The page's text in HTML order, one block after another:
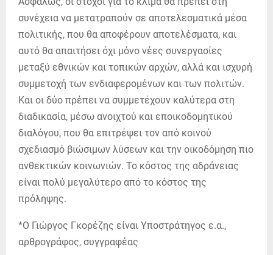
συνέχεια να μετατραπούν σε αποτελεσματικά μέσα
πολιτικής, που θα αποφέρουν αποτελέσματα, και
αυτό θα απαιτήσει όχι μόνο νέες συνεργασίες
μεταξύ εθνικών και τοπικών αρχών, αλλά και ισχυρή
συμμετοχή των ενδιαφερομένων και των πολιτών.
Και οι δύο πρέπει να συμμετέχουν καλύτερα στη
διαδικασία, μέσω ανοιχτού και εποικοδομητικού
διαλόγου, που θα επιτρέψει τον από κοινού
σχεδιασμό βιώσιμων λύσεων και την οικοδόμηση πιο
ανθεκτικών κοινωνιών. Το κόστος της αδράνειας
είναι πολύ μεγαλύτερο από το κόστος της
πρόληψης.
*Ο Γιώργος Γκορέζης είναι Υποστράτηγος ε.α.,
αρθρογράφος, συγγραφέας